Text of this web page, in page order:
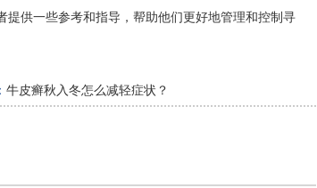
供一些参考和指导，帮助他们更好地管理和控制寻
牛皮癣秋入冬怎么减轻症状？